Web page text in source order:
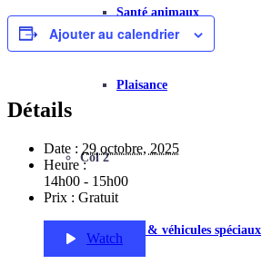
Santé animaux
Plaisance
Col 2
Auto & véhicules spéciaux
Ajouter au calendrier
Détails
Date : 29 octobre, 2025
Heure :
14h00 - 15h00
Prix : Gratuit
Watch